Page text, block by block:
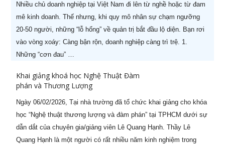
Nhiều chủ doanh nghiệp tại Việt Nam đi lên từ nghề hoặc từ đam
mê kinh doanh. Thế nhưng, khi quy mô nhân sự chạm ngưỡng
20-50 người, những “lỗ hổng” về quản trị bắt đầu lộ diện. Bạn rơi
vào vòng xoáy: Càng bận rộn, doanh nghiệp càng trì trệ. 1.
Những “cơn đau” …
Khai giảng khoá học Nghệ Thuật Đàm
phán và Thương Lượng
Ngày 06/02/2026, Tại nhà trường đã tổ chức khai giảng cho khóa
học “Nghệ thuật thương lượng và đàm phán” tại TPHCM dưới sự
dẫn dắt của chuyên gia/giảng viên Lê Quang Hạnh. Thầy Lê
Quang Hạnh là một người có rất nhiều năm kinh nghiệm trong